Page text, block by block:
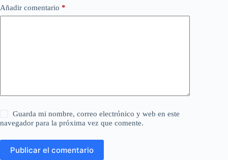
Añadir comentario *
Guarda mi nombre, correo electrónico y web en este
navegador para la próxima vez que comente.
Publicar el comentario